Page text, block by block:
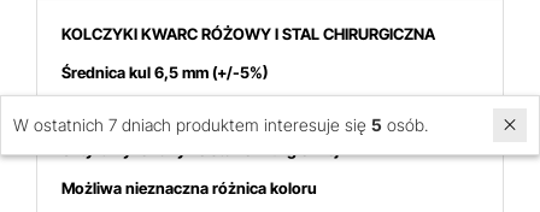
KOLCZYKI KWARC RÓŻOWY I STAL CHIRURGICZNA
Średnica kul 6,5 mm(+/-5%)
Możliwa nieznaczna różnica koloru
W ostatnich 7 dniach produktem interesuje się 5 osób.